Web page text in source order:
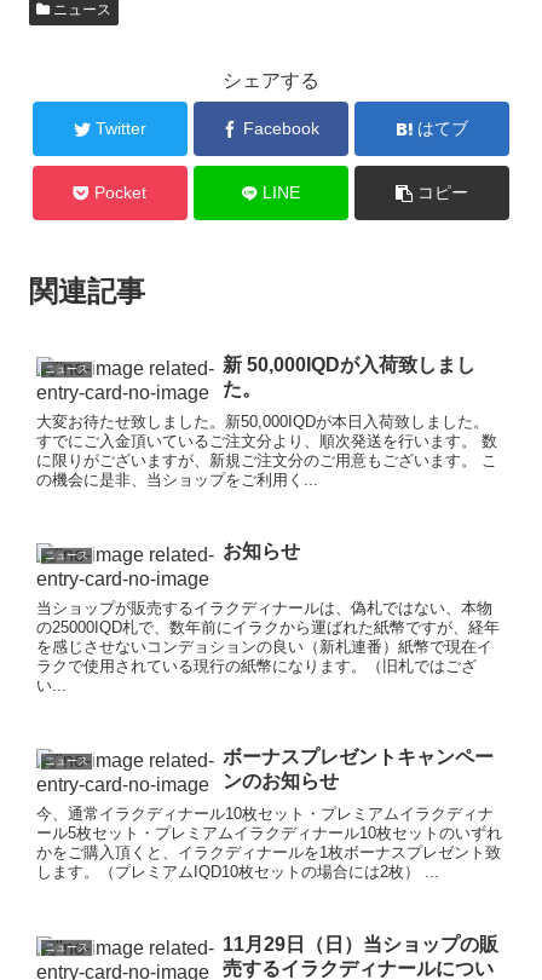
ニュース
シェアする
Twitter Facebook はてブ
Pocket LINE コピー
関連記事
ニュース
新 50,000IQDが入荷致しまし
た。
大変お待たせ致しました。新50,000IQDが本日入荷致しました。
すでにご入金頂いているご注文分より、順次発送を行います。 数
に限りがございますが、新規ご注文分のご用意もございます。 こ
の機会に是非、当ショップをご利用く...
ニュース お知らせ
当ショップが販売するイラクディナールは、偽札ではない、本物
の25000IQD札で、数年前にイラクから運ばれた紙幣ですが、経年
を感じさせないコンデョションの良い（新札連番）紙幣で現在イ
ラクで使用されている現行の紙幣になります。（旧札ではござ
い...
ニュース
ボーナスプレゼントキャンペー
ンのお知らせ
今、通常イラクディナール10枚セット・プレミアムイラクディナ
ール5枚セット・プレミアムイラクディナール10枚セットのいずれ
かをご購入頂くと、イラクディナールを1枚ボーナスプレゼント致
します。（プレミアムIQD10枚セットの場合には2枚） ...
ニュース
11月29日（日）当ショップの販
売するイラクディナールについ